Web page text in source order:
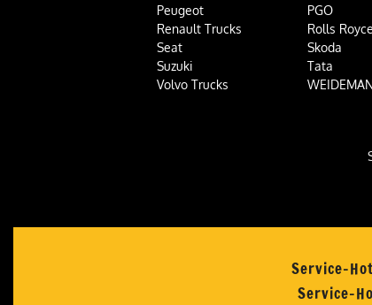
Peugeot
PGO
Renault Trucks
Rolls Royce
Seat
Skoda
Suzuki
Tata
Volvo Trucks
Service-
Service-